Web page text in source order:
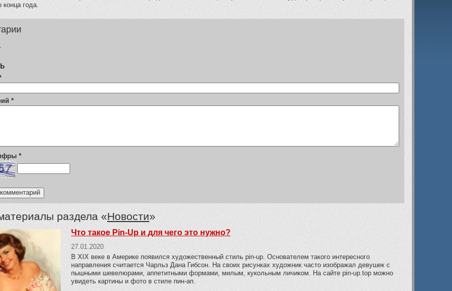
года.
*
*
раздела «Новости»
Что такое Pin-Up и для чего это нужно?
27.01.2020
В XIX веке в Америке появился художественный стиль pin-up. Основателем такого интересного
направления считается Чарльз Дана Гибсон. На своих рисунках художник часто изображал девушек с
пышными шевелюрами, аппетитными формами, милым, кукольным личиком. На сайте pin-up.top можно
увидеть картины и фото в стиле пин-ап.